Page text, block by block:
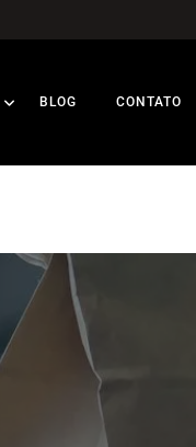
BLOG CONTATO